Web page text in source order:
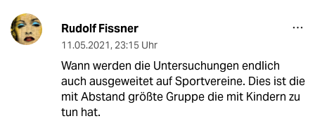
Rudolf Fissner
11.05.2021, 23:15 Uhr
Wann werden die Untersuchungen endlich
auch ausgeweitet auf Sportvereine. Dies ist die
mit Abstand größte Gruppe die mit Kindern zu
tun hat.